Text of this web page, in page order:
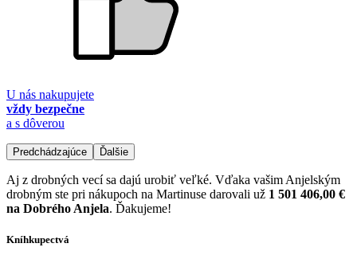
U nás nakupujete
vždy bezpečne
a s dôverou
Predchádzajúce Ďalšie
Aj z drobných vecí sa dajú urobiť veľké. Vďaka vašim Anjelským
drobným ste pri nákupoch na Martinuse darovali už 1 501 406,00 €
na Dobrého Anjela. Ďakujeme!
Kníhkupectvá